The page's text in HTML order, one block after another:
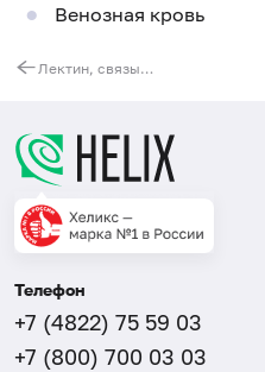
Венозная кровь
Лектин, связывающий маннозу (MBL2). Выявление мутации C154T (Arg52Cys)
Телефон
+7 (4822) 75 59 03
+7 (800) 700 03 03